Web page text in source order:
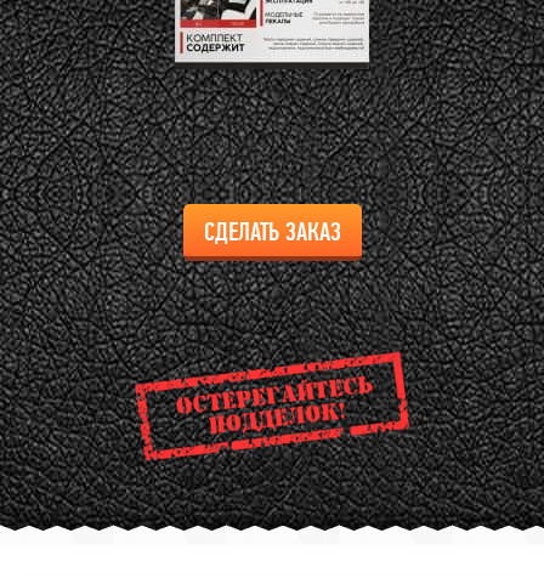
СДЕЛАТЬ ЗАКАЗ